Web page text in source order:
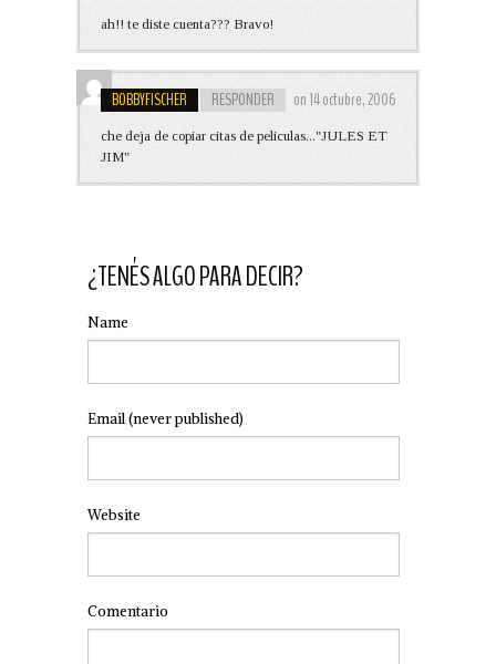
ah!! te diste cuenta??? Bravo!
BOBBYFISCHER RESPONDER on 14 octubre, 2006
che deja de copiar citas de peliculas..."JULES ET
JIM"
¿TENÉS ALGO PARA DECIR?
Name
Email(never published)
Website
Comentario